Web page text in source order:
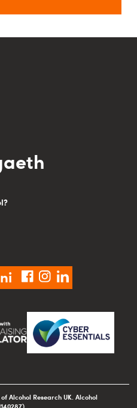
facebook
instagram
linkedin
Alcohol Research UK. Alcohol